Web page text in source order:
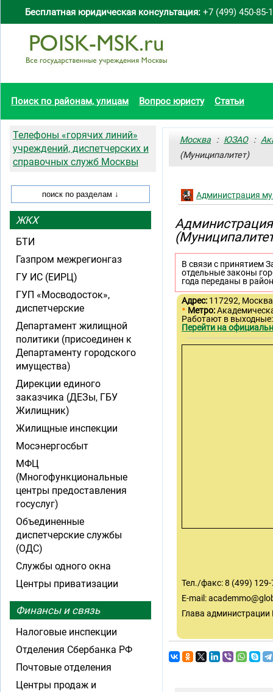
Бесплатная юридическая консультация: +7 (499) 450-85-
Поиск по районам, улицам Вопрос юристу Статьи
Москва : ЮЗАО:
(Муниципалитет)
Администрация
В связи с принятием
отдельные законы
года переданы в
Адрес: 117292,
• Метро:
Работают в
Перейти на
Тел./факс: 8 (499) 129-
E-mail:
Глава
Телефоны «горячих линий»
учреждений, диспетчерских и
справочных служб Москвы
ЖКХ
БТИ
Газпром межрегионгаз
ГУ ИС (ЕИРЦ)
ГУП «Мосводосток»,
диспетчерские
Департамент жилищной
политики (присоединен к
Департаменту городского
имущества)
Дирекции единого
заказчика (ДЕЗы, ГБУ
Жилищник)
Жилищные инспекции
Мосэнергосбыт
МФЦ
(Многофункциональные
центры предоставления
госуслуг)
Объединенные
диспетчерские службы
(ОДС)
Службы одного окна
Центры приватизации
Финансы и связь
Налоговые инспекции
Отделения Сбербанка РФ
Почтовые отделения
Центры продаж и